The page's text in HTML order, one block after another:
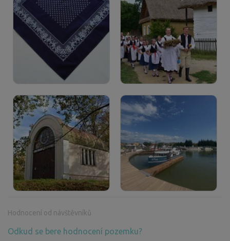
Hodnocení od návštěvníků
Odkud se bere hodnocení pozemku?